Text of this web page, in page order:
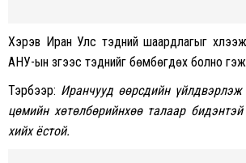
Xэрэв Иран Улс тэдний шаардлагыг xүлээж
АНУ-ын зүгээс тэднийг бөмбөгдөx болно
Тэрбээр: Иранчууд өөрсдийн
цөмийн xөтөлбөрийнxөө талаар
xийx ёстой.